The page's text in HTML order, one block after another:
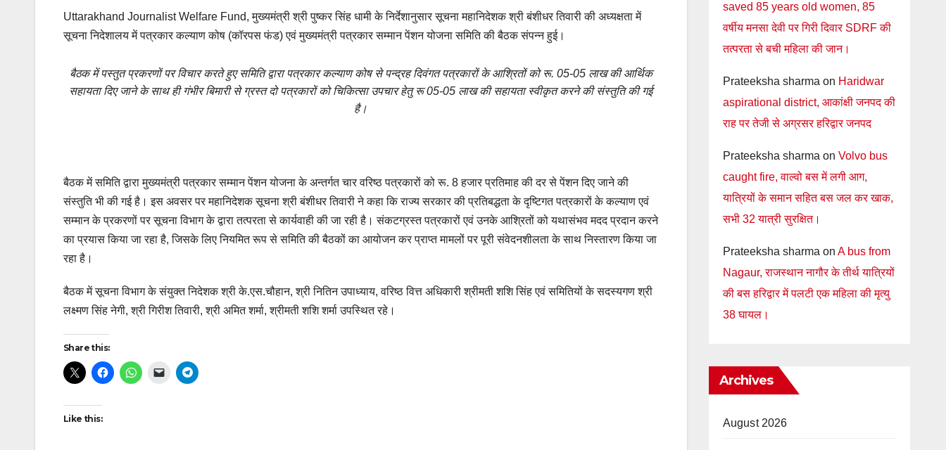
Uttarakhand Journalist Welfare Fund, मुख्यमंत्री श्री पुष्कर सिंह धामी के निर्देशानुसार सूचना महानिदेशक श्री बंशीधर तिवारी की अध्यक्षता में
सूचना निदेशालय में पत्रकार कल्याण कोष (कॉरपस फंड) एवं मुख्यमंत्री पत्रकार सम्मान पेंशन योजना समिति की बैठक संपन्न हुई।
बैठक में पस्तुत प्रकरणों पर विचार करते हुए समिति द्वारा पत्रकार कल्याण कोष से पन्द्रह दिवंगत पत्रकारों के आश्रितों को रू. 05-05 लाख की आर्थिक
सहायता दिए जाने के साथ ही गंभीर बिमारी से ग्रस्त दो पत्रकारों को चिकित्सा उपचार हेतु रू 05-05 लाख की सहायता स्वीकृत करने की संस्तुति की गई
है।
बैठक में समिति द्वारा मुख्यमंत्री पत्रकार सम्मान पेंशन योजना के अन्तर्गत चार वरिष्ठ पत्रकारों को रू. 8 हजार प्रतिमाह की दर से पेंशन दिए जाने की
संस्तुति भी की गई है। इस अवसर पर महानिदेशक सूचना श्री बंशीधर तिवारी ने कहा कि राज्य सरकार की प्रतिबद्धता के दृष्टिगत पत्रकारों के कल्याण एवं
सम्मान के प्रकरणों पर सूचना विभाग के द्वारा तत्परता से कार्यवाही की जा रही है। संकटग्रस्त पत्रकारों एवं उनके आश्रितों को यथासंभव मदद प्रदान करने
का प्रयास किया जा रहा है, जिसके लिए नियमित रूप से समिति की बैठकों का आयोजन कर प्राप्त मामलों पर पूरी संवेदनशीलता के साथ निस्तारण किया जा
रहा है।
बैठक में सूचना विभाग के संयुक्त निदेशक श्री के.एस.चौहान, श्री नितिन उपाध्याय, वरिष्ठ वित्त अधिकारी श्रीमती शशि सिंह एवं समितियों के सदस्यगण श्री
लक्ष्मण सिंह नेगी, श्री गिरीश तिवारी, श्री अमित शर्मा, श्रीमती शशि शर्मा उपस्थित रहे।
Share this:
Like this:
saved 85 years old women, 85
वर्षीय मनसा देवी पर गिरी दिवार SDRF की
तत्परता से बची महिला की जान।
Prateeksha sharma on Haridwar
aspirational district, आकांक्षी जनपद की
राह पर तेजी से अग्रसर हरिद्वार जनपद
Prateeksha sharma on Volvo bus
caught fire, वाल्वो बस में लगी आग,
यात्रियों के समान सहित बस जल कर खाक,
सभी 32 यात्री सुरक्षित।
Prateeksha sharma on A bus from
Nagaur, राजस्थान नागौर के तीर्थ यात्रियों
की बस हरिद्वार में पलटी एक महिला की मृत्यु
38 घायल।
Archives
August 2026